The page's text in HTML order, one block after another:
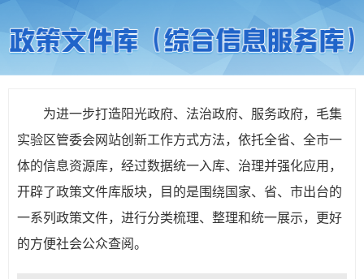
为进一步打造阳光政府、法治政府、服务政府，毛集
实验区管委会网站创新工作方式方法，依托全省、全市一
体的信息资源库，经过数据统一入库、治理并强化应用，
开辟了政策文件库版块，目的是围绕国家、省、市出台的
一系列政策文件，进行分类梳理、整理和统一展示，更好
的方便社会公众查阅。